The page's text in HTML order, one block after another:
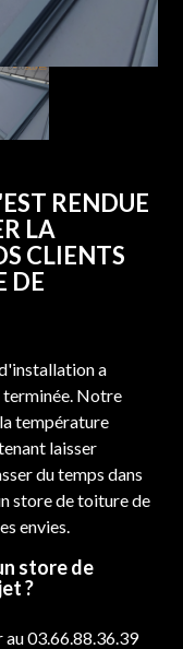
RENDUE
LA
CLIENTS
DE
a
Notre
température
laisser
du temps dans
store de toiture de
envies.
store de
?
au 03.66.88.36.39